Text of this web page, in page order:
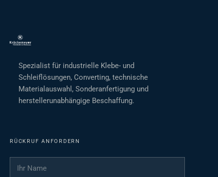
Spezialist für industrielle Klebe- und
Schleiflösungen, Converting, technische
Materialauswahl, Sonderanfertigung und
herstellerunabhängige Beschaffung.
RÜCKRUF ANFORDERN
Ihr Name